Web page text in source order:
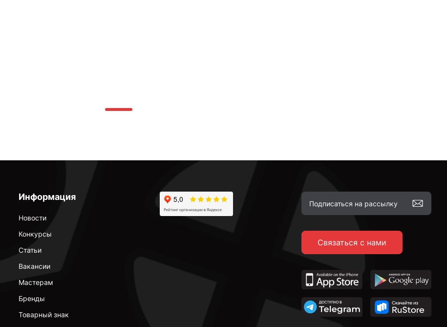
Информация
Новости
Конкурсы
Статьи
Вакансии
Мастерам
Бренды
Товарный знак
Связаться с нами